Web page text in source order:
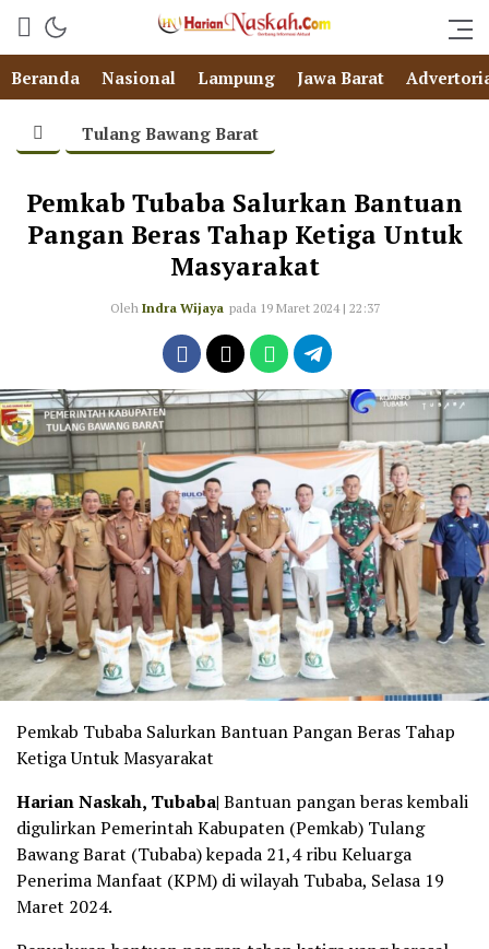
Beranda Nasional Lampung Jawa Barat
Tulang Bawang Barat
Pemkab Tubaba Salurkan Bantuan
Pangan Beras Tahap Ketiga Untuk
Masyarakat
Oleh Indra Wijaya pada 19 Maret 2024 | 22:37
Pemkab Tubaba Salurkan Bantuan Pangan Beras Tahap
Ketiga Untuk Masyarakat
Harian Naskah, Tubaba| Bantuan pangan beras kembali
digulirkan Pemerintah Kabupaten (Pemkab) Tulang
Bawang Barat (Tubaba) kepada 21,4 ribu Keluarga
Penerima Manfaat (KPM) di wilayah Tubaba, Selasa 19
Maret 2024.